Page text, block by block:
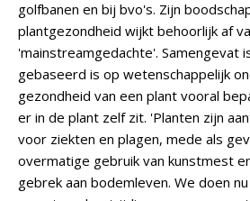
golfbanen en bij bvo's. Zijn
plantgezondheid wijkt behoorlijk af
'mainstreamgedachte'. Samengevat
gebaseerd is op wetenschappelijk
gezondheid van een plant vooral
er in de plant zelf zit. 'Planten zijn
voor ziekten en plagen, mede als
overmatige gebruik van kunstmest
gebrek aan bodemleven. We doen nu